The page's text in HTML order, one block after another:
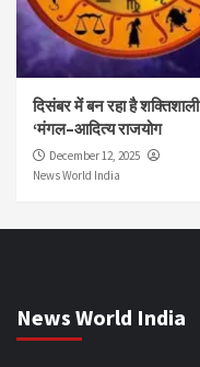
दिसंबर में बन रहा है शक्तिशाली
‘मंगल–आदित्य राजयोग
December 12, 2025
News World India
News World India